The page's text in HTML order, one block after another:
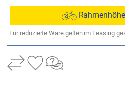
Für reduzierte Ware gelten im Leasing